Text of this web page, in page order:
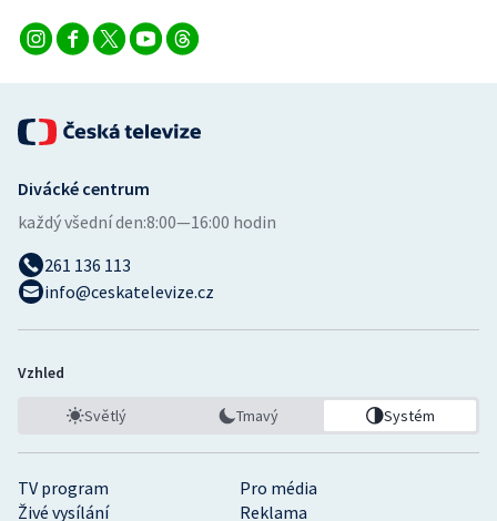
Stolní tenis
Veslování
Vodní slalom
Volejbal
Ostatní
TV program
Pro média
Živé vysílání
Reklama
Divácké centrum
každý všední den:8:00—16:00 hodin
261 136 113
info@ceskatelevize.cz
Vzhled
Světlý Tmavý Systém